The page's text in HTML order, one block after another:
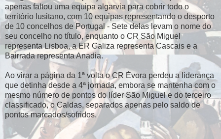
apenas faltou uma equipa algarvia para cobrir todo o
território lusitano, com 10 equipas representando o desporto
de 10 concelhos de Portugal - Sete delas levam o nome do
seu concelho no título, enquanto o CR São Miguel
representa Lisboa, a ER Galiza representa Cascais e a
Bairrada representa Anadia.
Ao virar a página da 1ª volta o CR Évora perdeu a liderança
que detinha desde a 4ª jornada, embora se mantenha com o
mesmo número de pontos do líder São Miguel e do terceiro
classificado, o Caldas, separados apenas pelo saldo de
pontos marcados/sofridos.